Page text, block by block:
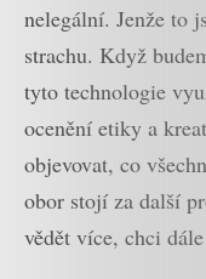
nelegální. Jenže to
strachu. Když
tyto technologie
ocenění etiky a
objevovat, co
obor stojí za další
vědět více, chci